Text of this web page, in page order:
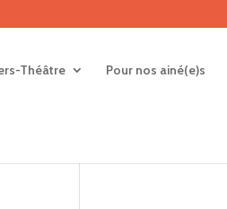
Théâtre Pour nos ainé(e)s